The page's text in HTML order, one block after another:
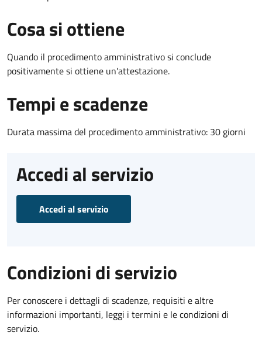
Cosa si ottiene
Quando il procedimento amministrativo si conclude
positivamente si ottiene un'attestazione.
Tempi e scadenze
Durata massima del procedimento amministrativo: 30 giorni
Accedi al servizio
Accedi al servizio
Condizioni di servizio
Per conoscere i dettagli di scadenze, requisiti e altre
informazioni importanti, leggi i termini e le condizioni di
servizio.